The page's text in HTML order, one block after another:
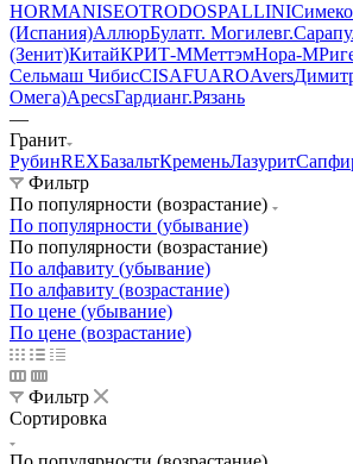
HORMANISEOTRODOSPALLINI
(Испания)АллюрБулатг. Могилев
(Зенит)КитайКРИТ-ММеттэмНора-М
Сельмаш ЧибисCISAFUAROAvers
Омега)ApecsГардианг.Рязань
—
Гранит
РубинREXБазальтКременьЛазурит
Фильтр
По популярности (возрастание)
По популярности (убывание)
По популярности (возрастание)
По алфавиту (убывание)
По алфавиту (возрастание)
По цене (убывание)
По цене (возрастание)
Фильтр
Сортировка